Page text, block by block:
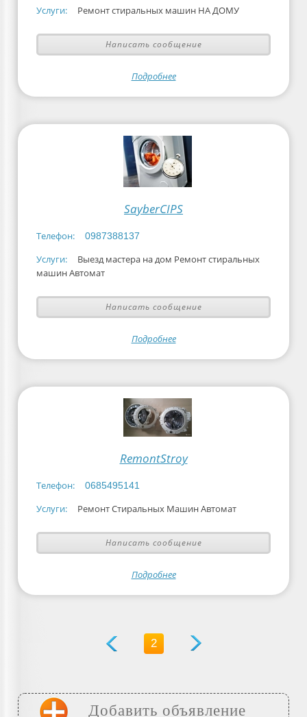
Услуги: Ремонт стиральных машин НА ДОМУ
Написать сообщение
Подробнее
SayberCIPS
Телефон: 0987388137
Услуги:
Выезд мастера на дом Ремонт стиральных
машин Автомат
Написать сообщение
Подробнее
RemontStroy
Телефон: 0685495141
Услуги: Ремонт Стиральных Машин Автомат
Написать сообщение
Подробнее
2
Добавить объявление